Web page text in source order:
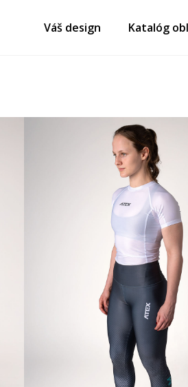
Váš design Katalóg